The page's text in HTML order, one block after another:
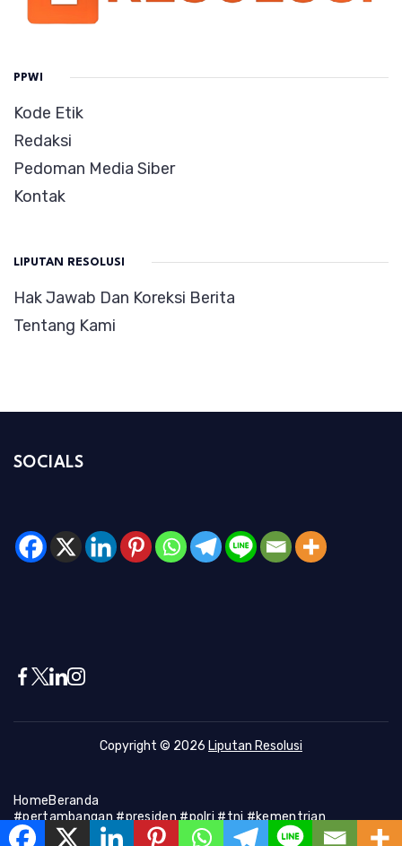
PPWI
Kode Etik
Redaksi
Pedoman Media Siber
Kontak
LIPUTAN RESOLUSI
Hak Jawab Dan Koreksi Berita
Tentang Kami
SOCIALS
Copyright © 2026 Liputan Resolusi
HomeBeranda
#pertambangan #presiden #polri #tni #kementrian
#presiden #Kapolri #indonesia